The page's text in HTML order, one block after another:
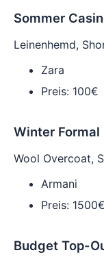
Sommer
Leinenhemd,
Zara
Preis: 100€
Winter Formal
Wool Overcoat,
Armani
Preis: 1500€
Budget Top-